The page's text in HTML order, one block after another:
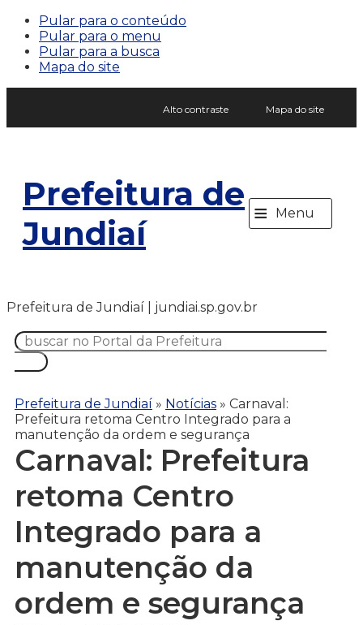
Pular para o conteúdo
Pular para o menu
Pular para a busca
Mapa do site
Alto contraste Mapa do site
Prefeitura de
Jundiaí
≡ Menu
Prefeitura de Jundiaí | jundiai.sp.gov.br
Prefeitura de Jundiaí » Notícias » Carnaval:
Prefeitura retoma Centro Integrado para a
manutenção da ordem e segurança
Carnaval: Prefeitura
retoma Centro
Integrado para a
manutenção da
ordem e segurança